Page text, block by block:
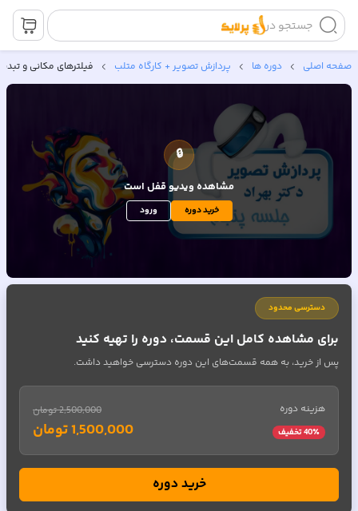
جستجو در
صفحه اصلی دوره ها پردازش تصویر + کارگاه متلب فیلترهای مکانی و
🔒
مشاهده ویدیوقفل است
خرید دوره ورود
دسترسی محدود
برای مشاهده کامل این قسمت، دوره را تهیه کنید
پس از خرید، به همه قسمت‌های این دوره دسترسی خواهید داشت.
هزینه دوره
40٪ تخفیف
2,500,000 تومان
1,500,000 تومان
خرید دوره